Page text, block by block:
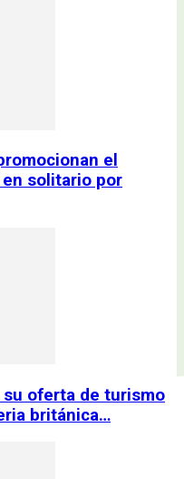
el
solitario por
su oferta de turismo
británica…